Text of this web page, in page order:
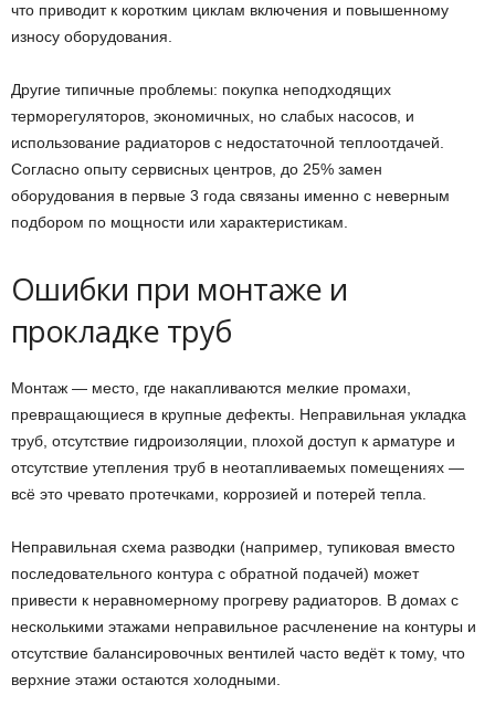
что приводит к коротким циклам включения и повышенному
износу оборудования.
Другие типичные проблемы: покупка неподходящих
терморегуляторов, экономичных, но слабых насосов, и
использование радиаторов с недостаточной теплоотдачей.
Согласно опыту сервисных центров, до 25% замен
оборудования в первые 3 года связаны именно с неверным
подбором по мощности или характеристикам.
Ошибки при монтаже и
прокладке труб
Монтаж — место, где накапливаются мелкие промахи,
превращающиеся в крупные дефекты. Неправильная укладка
труб, отсутствие гидроизоляции, плохой доступ к арматуре и
отсутствие утепления труб в неотапливаемых помещениях —
всё это чревато протечками, коррозией и потерей тепла.
Неправильная схема разводки (например, тупиковая вместо
последовательного контура с обратной подачей) может
привести к неравномерному прогреву радиаторов. В домах с
несколькими этажами неправильное расчленение на контуры и
отсутствие балансировочных вентилей часто ведёт к тому, что
верхние этажи остаются холодными.